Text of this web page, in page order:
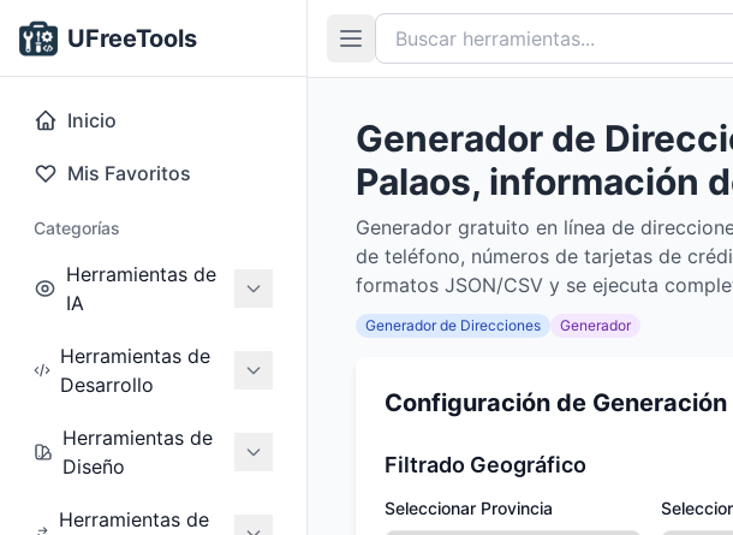
UFreeTools
Inicio
Mis Favoritos
Categorías
Herramientas de
IA
Herramientas de
Desarrollo
Herramientas de
Diseño
Herramientas de
Generador de
Palaos, información
Generador gratuito en línea de
de teléfono, números de tarjetas de
formatos JSON/CSV y se ejecuta
Generador de Direcciones Generador
Configuración de Generación
Filtrado Geográfico
Seleccionar Provincia